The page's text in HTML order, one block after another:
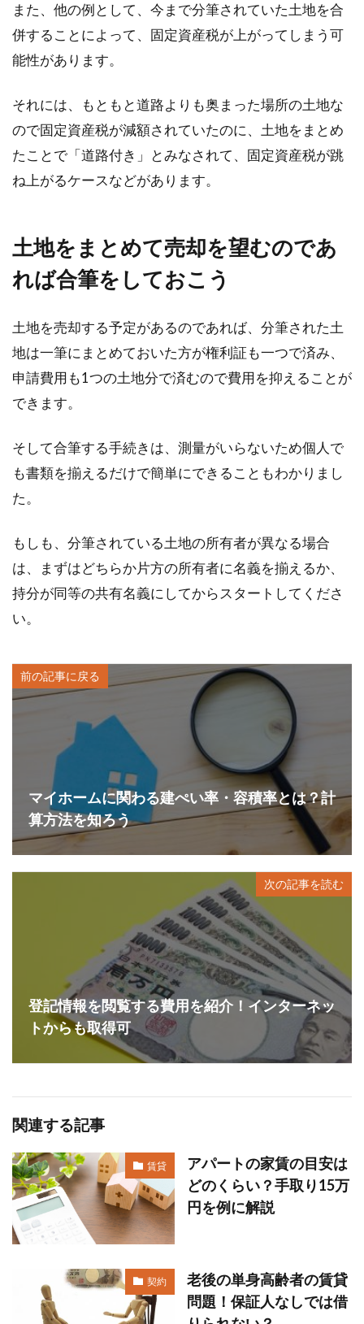
また、他の例として、今まで分筆されていた土地を合
併することによって、固定資産税が上がってしまう可
能性があります。
それには、もともと道路よりも奥まった場所の土地な
ので固定資産税が減額されていたのに、土地をまとめ
たことで「道路付き」とみなされて、固定資産税が跳
ね上がるケースなどがあります。
土地をまとめて売却を望むのであ
れば合筆をしておこう
土地を売却する予定があるのであれば、分筆された土
地は一筆にまとめておいた方が権利証も一つで済み、
申請費用も1つの土地分で済むので費用を抑えることが
できます。
そして合筆する手続きは、測量がいらないため個人で
も書類を揃えるだけで簡単にできることもわかりまし
た。
もしも、分筆されている土地の所有者が異なる場合
は、まずはどちらか片方の所有者に名義を揃えるか、
持分が同等の共有名義にしてからスタートしてくださ
い。
前の記事に戻る
マイホームに関わる建ぺい率・容積率とは？計
算方法を知ろう
次の記事を読む
登記情報を閲覧する費用を紹介！インターネッ
トからも取得可
関連する記事
賃貸
アパートの家賃の目安は
どのくらい？手取り15万
円を例に解説
契約
老後の単身高齢者の賃貸
問題！保証人なしでは借